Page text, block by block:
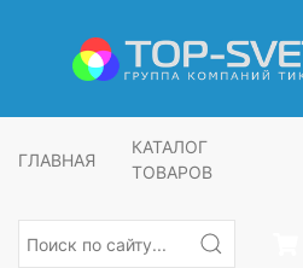
ГЛАВНАЯ
КАТАЛОГ
ТОВАРОВ